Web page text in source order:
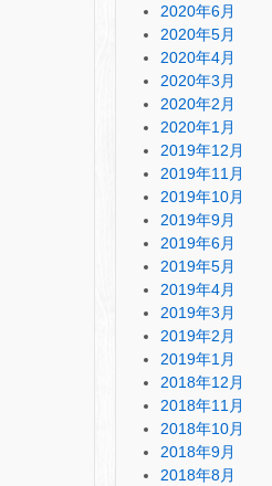
2020年6月
2020年5月
2020年4月
2020年3月
2020年2月
2020年1月
2019年12月
2019年11月
2019年10月
2019年9月
2019年6月
2019年5月
2019年4月
2019年3月
2019年2月
2019年1月
2018年12月
2018年11月
2018年10月
2018年9月
2018年8月